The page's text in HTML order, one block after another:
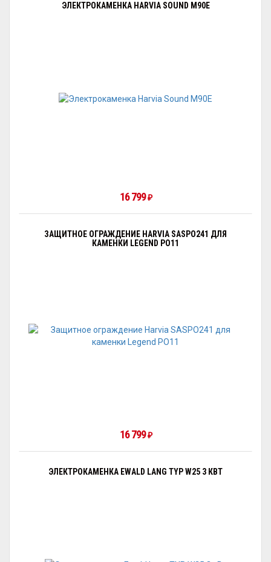
ЭЛЕКТРОКАМЕНКА HARVIA SOUND M90E
16 799₽
ЗАЩИТНОЕ ОГРАЖДЕНИЕ HARVIA SASPO241 ДЛЯ
КАМЕНКИ LEGEND PO11
16 799₽
ЭЛЕКТРОКАМЕНКА EWALD LANG TYP W25 3 КВТ